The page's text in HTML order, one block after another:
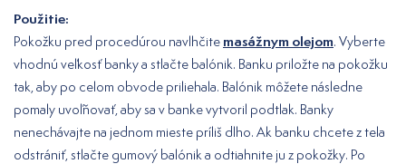
Použitie:
Pokožku pred procedúrou navlhčite masážnym olejom. Vyberte
vhodnú veľkosť banky a stlačte balónik. Banku priložte na pokožku
tak, aby po celom obvode priliehala. Balónik môžete následne
pomaly uvoľňovať, aby sa v banke vytvoril podtlak. Banky
nenechávajte na jednom mieste príliš dlho. Ak banku chcete z tela
odstrániť, stlačte gumový balónik a odtiahnite ju z pokožky. Po